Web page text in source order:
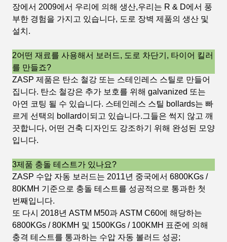
장에서 2009에서 우리에 의해 생산,우리는 R & D에서 풍
부한 경험을 가지고 있습니다, 도로 장벽 제품의 생산 및
설치.
2어떤 재료를 사용해서 보러드, 도로 차단기, 타이어 킬러
를 만들죠?
ZASP 제품은 탄소 철강 또는 스테인레스 스틸로 만들어
집니다. 탄소 철강은 추가 보호를 위해 galvanized 또는
아연 코팅 될 수 있습니다. 스테인레스 스틸 bollards는 빠
르게 선택의 bollard이되고 있습니다.그들은 썩지 않고 깨
끗합니다, 어떤 건축 디자인도 강조하기 위해 완성된 모양
입니다.
3제품 충돌 테스트가 있나요?
ZASP 수압 자동 보러드는 2011년 중국에서 6800KGs /
80KMH 기준으로 충돌 테스트를 성공적으로 통과한 첫
번째입니다.
또 다시 2018년 ASTM M50과 ASTM C60에 해당하는
6800KGs / 80KMH 및 1500KGs / 100KMH 표준에 의해
충격 테스트를 통과하는 수압 자동 볼러드 성공;